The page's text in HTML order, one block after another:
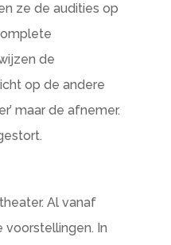
ze de audities op
de
op de andere
maar de afnemer.
Al vanaf
voorstellingen. In